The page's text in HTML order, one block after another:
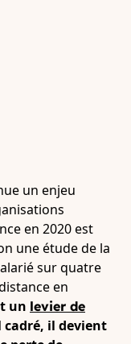
un enjeu
en 2020 est
une étude de la
sur quatre
en
un levier de
cadré, il devient